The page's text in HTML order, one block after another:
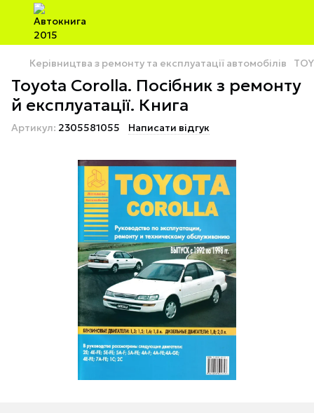
Керівництва з ремонту та експлуатації автомобілів
Toyota Corolla. Посібник з ремонту
й експлуатації. Книга
Артикул: 2305581055 Написати відгук